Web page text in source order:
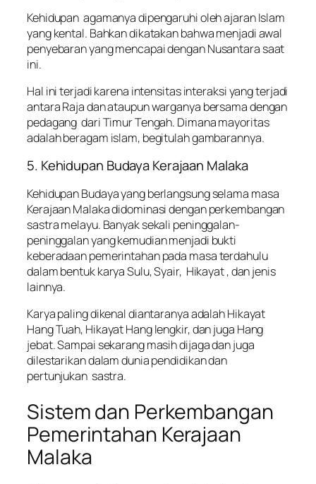
Kehidupan agamanya dipengaruhi oleh ajaran Islam
yang kental. Bahkan dikatakan bahwa menjadi awal
penyebaran yang mencapai dengan Nusantara saat
ini.
Hal ini terjadi karena intensitas interaksi yang terjadi
antara Raja dan ataupun warganya bersama dengan
pedagang dari Timur Tengah. Dimana mayoritas
adalah beragam islam, begitulah gambarannya.
5. Kehidupan Budaya Kerajaan Malaka
Kehidupan Budaya yang berlangsung selama masa
Kerajaan Malaka didominasi dengan perkembangan
sastra melayu. Banyak sekali peninggalan-
peninggalan yang kemudian menjadi bukti
keberadaan pemerintahan pada masa terdahulu
dalam bentuk karya Sulu, Syair, Hikayat , dan jenis
lainnya.
Karya paling dikenal diantaranya adalah Hikayat
Hang Tuah, Hikayat Hang lengkir, dan juga Hang
jebat. Sampai sekarang masih dijaga dan juga
dilestarikan dalam dunia pendidikan dan
pertunjukan sastra.
Sistem dan Perkembangan
Pemerintahan Kerajaan
Malaka